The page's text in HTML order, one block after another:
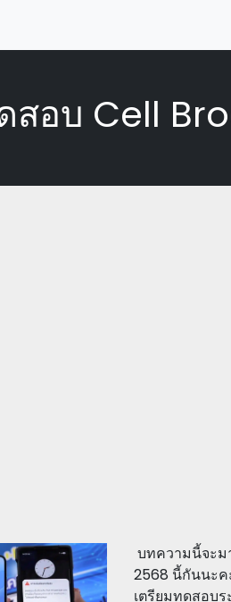
สอบ Cell
บทความนี้จะม
2568 นี้กันนะค
เตรียมทดสอบ